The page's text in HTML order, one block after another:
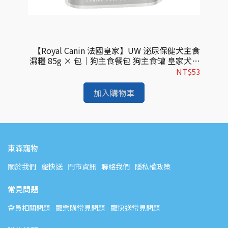
【Royal Canin 法國皇家】UW 泌尿保健犬主食
濕糧 85g × 包｜狗主食餐包 狗主食罐 皇家犬濕
糧｜歐洲進口
NT$53
加入購物車
東森寵物
關於我們 寵快送 門市資訊 聯絡我們 隱私權政策
常見問題
會員相關問題 寵樂購常見問題 寵快送常見問題